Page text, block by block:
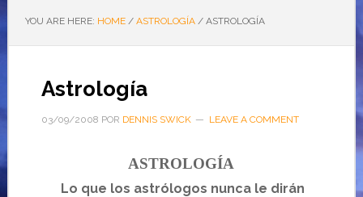
YOU ARE HERE: HOME / ASTROLOGÍA /ASTROLOGÍA
Astrología
03/09/2008 POR DENNIS SWICK LEAVE A COMMENT
ASTROLOGÍA
Lo que los astrólogos nunca le dirán